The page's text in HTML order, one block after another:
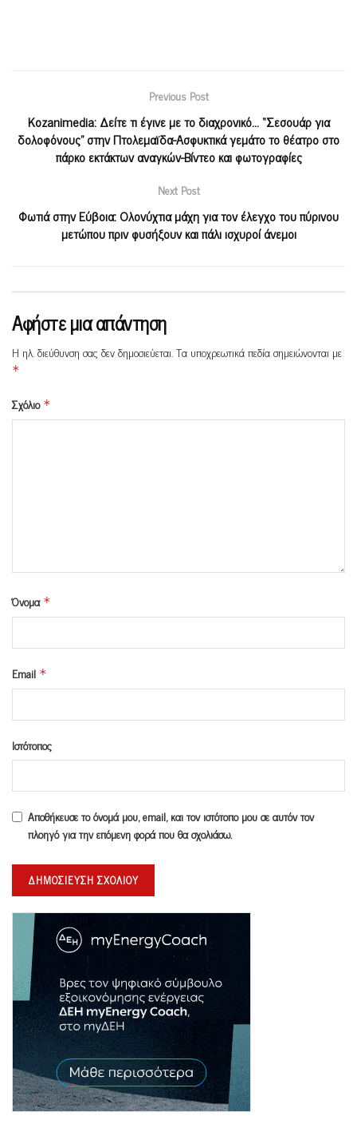
Previous Post
Kozanimedia: Δείτε τι έγινε με το διαχρονικό… “Σεσουάρ για
δολοφόνους” στην Πτολεμαϊδα-Ασφυκτικά γεμάτο το θέατρο στο
πάρκο εκτάκτων αναγκών-Βίντεο και φωτογραφίες
Next Post
Φωτιά στην Εύβοια: Ολονύχτια μάχη για τον έλεγχο του πύρινου
μετώπου πριν φυσήξουν και πάλι ισχυροί άνεμοι
Αφήστε μια απάντηση
Η ηλ. διεύθυνση σας δεν δημοσιεύεται.Τα υποχρεωτικά πεδία σημειώνονται με
*
Σχόλιο *
Όνομα *
Email *
Ιστότοπος
Αποθήκευσε το όνομά μου, email, και τον ιστότοπο μου σε αυτόν τον
πλοηγό για την επόμενη φορά που θα σχολιάσω.